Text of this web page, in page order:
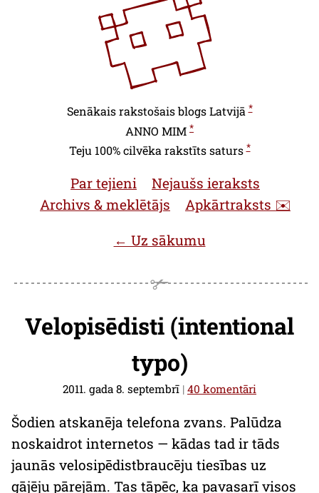
Senākais rakstošais blogs Latvijā*
ANNO MIM *
Teju 100% cilvēka rakstīts saturs*
Par tejieni
Nejaušs ieraksts
Archivs & meklētājs
Apkārtraksts ✉️
← Uz sākumu
Velopisēdisti (intentional
typo)
2011. gada 8. septembrī | 40 komentāri
Šodien atskanēja telefona zvans. Palūdza
noskaidrot internetos — kādas tad ir tāds
jaunās velosipēdistbraucēju tiesības uz
gājēju pārejām. Tas tāpēc, ka pavasarī visos